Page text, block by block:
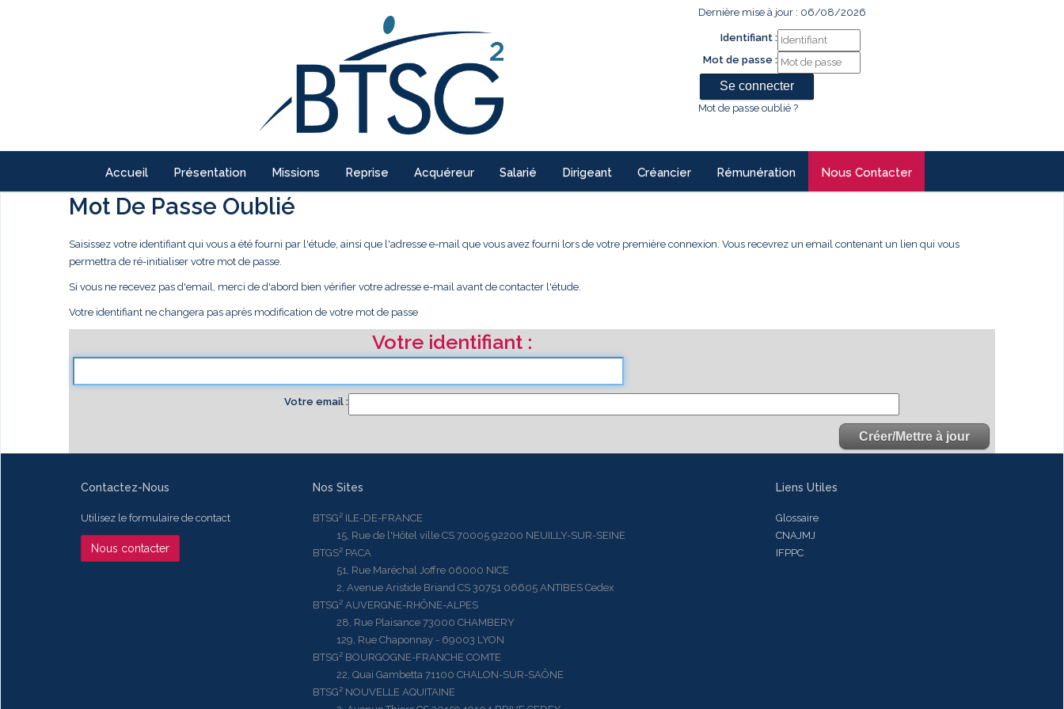
Dernière mise à jour : 06/08/2026
Identifiant :
Mot de passe :
Mot de passe oublié ?
Accueil Présentation Missions Reprise Acquéreur Salarié Dirigeant Créancier Rémunération Nous Contacter
Mot De Passe Oublié
Saisissez votre identifiant qui vous a été fourni par l'étude, ainsi que l'adresse e-mail que vous avez fourni lors de votre première connexion. Vous recevrez un email contenant un lien qui vous
permettra de ré-initialiser votre mot de passe.
Si vous ne recevez pas d'email, merci de d'abord bien vérifier votre adresse e-mail avant de contacter l'étude.
Votre identifiant ne changera pas après modification de votre mot de passe
Votre identifiant
Votre email
Contactez-Nous
Utilisez le formulaire de contact
Nous contacter
Nos Sites
BTSG² ILE-DE-FRANCE
15, Rue de l'Hôtel ville CS 70005 92200 NEUILLY-SUR-SEINE
BTGS² PACA
51, Rue Maréchal Joffre 06000 NICE
2, Avenue Aristide Briand CS 30751 06605 ANTIBES Cedex
BTSG² AUVERGNE-RHÔNE-ALPES
28, Rue Plaisance 73000 CHAMBERY
129, Rue Chaponnay - 69003 LYON
BTSG² BOURGOGNE-FRANCHE COMTE
22, Quai Gambetta 71100 CHALON-SUR-SAÔNE
BTSG² NOUVELLE AQUITAINE
Liens Utiles
Glossaire
CNAJMJ
IFPPC